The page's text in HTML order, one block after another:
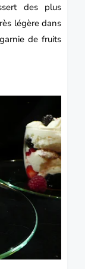
des plus
légère dans
de fruits